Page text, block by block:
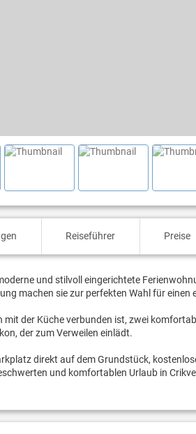
Reiseführer Preise
und stilvoll eingerichtete
machen sie zur perfekten Wahl für
der Küche verbunden ist, zwei
der zum Verweilen einlädt.
direkt auf dem Grundstück,
und komfortablen Urlaub in